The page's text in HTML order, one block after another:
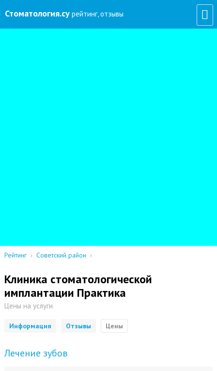
Стоматология.су рейтинг, отзывы
Рейтинг › Советский район ›
Клиника стоматологической
имплантации Практика
Цены на услуги
Информация Отзывы Цены
Лечение зубов